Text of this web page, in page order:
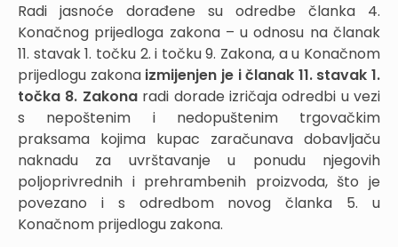
Radi jasnoće dorađene su odredbe članka 4.
Konačnog prijedloga zakona – u odnosu na članak
11. stavak 1. točku 2. i točku 9. Zakona, a u Konačnom
prijedlogu zakona izmijenjen je i članak 11. stavak 1.
točka 8. Zakonaradi dorade izričaja odredbi u vezi
s nepoštenim i nedopuštenim trgovačkim
praksama kojima kupac zaračunava dobavljaču
naknadu za uvrštavanje u ponudu njegovih
poljoprivrednih i prehrambenih proizvoda, što je
povezano i s odredbom novog članka 5. u
Konačnom prijedlogu zakona.